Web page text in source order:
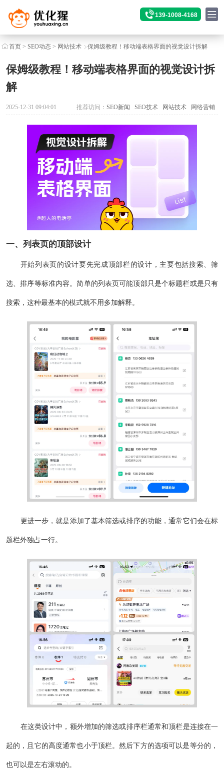
139-1008-4168
首页> SEO动态> 网站技术 保姆级教程！移动端表格界面的视觉设计拆解
保姆级教程！移动端表格界面的视觉设计拆
解
2025-12-31 09:04:01 推荐访问：SEO新闻 SEO技术 网站技术 网络营销
一、列表页的顶部设计
开始列表页的设计要先完成顶部栏的设计，主要包括搜索、筛
选、排序等标准内容。简单的列表页可能顶部只是个标题栏或是只有
搜索，这种最基本的模式就不用多加解释。
更进一步，就是添加了基本筛选或排序的功能，通常它们会在标
题栏外独占一行。
在这类设计中，额外增加的筛选或排序栏通常和顶栏是连接在一
起的，且它的高度通常也小于顶栏。然后下方的选项可以是等分的，
也可以是左右滚动的。